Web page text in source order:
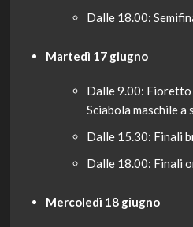
Dalle 18.00:
Martedì 17 giugno
Dalle 9.00: Fioretto
Sciabola maschile a
Dalle 15.30: Finali
Dalle 18.00: Finali
Mercoledì 18 giugno